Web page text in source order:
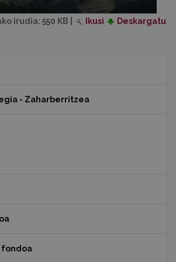
irudia: 550 KB Ikusi Deskargatu
- Zaharberritzea
fondoa